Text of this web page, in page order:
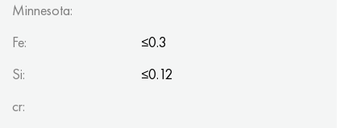
Minnesota:
Fe:
≤0.3
Si:
≤0.12
cr: